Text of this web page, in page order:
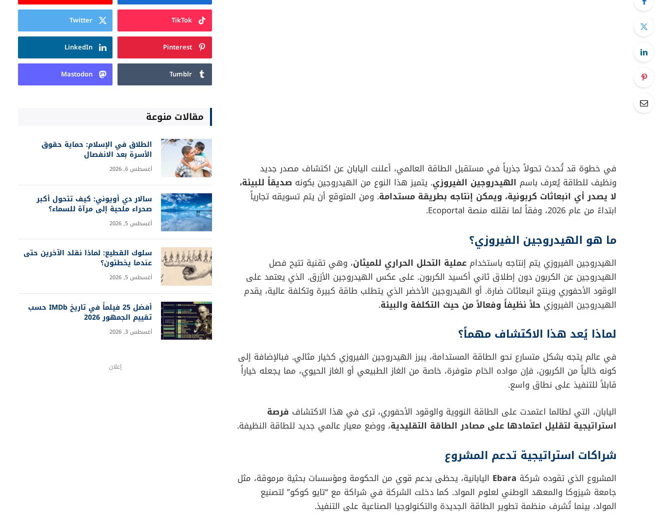
في خطوة قد تُحدث تحولاً جذرياً في مستقبل الطاقة العالمي، أعلنت اليابان عن اكتشاف مصدر جديد
ونظيف للطاقة يُعرف باسم الهيدروجين الفيروزي. يتميز هذا النوع من الهيدروجين بكونه صديقاً للبيئة،
لا يصدر أي انبعاثات كربونية، ويمكن إنتاجه بطريقة مستدامة. ومن المتوقع أن يتم تسويقه تجارياً
ابتداءً من عام 2026، وفقاً لما نقلته منصة Ecoportal.
ما هو الهيدروجين الفيروزي؟
الهيدروجين الفيروزي يتم إنتاجه باستخدام عملية التحلل الحراري للميثان، وهي تقنية تتيح فصل
الهيدروجين عن الكربون دون إطلاق ثاني أكسيد الكربون. على عكس الهيدروجين الأزرق. الذي يعتمد على
الوقود الأحفوري وينتج انبعاثات ضارة. أو الهيدروجين الأخضر الذي يتطلب طاقة كبيرة وتكلفة عالية، يقدم
الهيدروجين الفيروزي حلاً نظيفاً وفعالاً من حيث التكلفة والبيئة.
لماذا يُعد هذا الاكتشاف مهماً؟
في عالم يتجه بشكل متسارع نحو الطاقة المستدامة، يبرز الهيدروجين الفيروزي كخيار مثالي. فبالإضافة إلى
كونه خالياً من الكربون، فإن مواده الخام متوفرة، خاصة من الغاز الطبيعي أو الغاز الحيوي، مما يجعله خياراً
قابلاً للتنفيذ على نطاق واسع.
اليابان، التي لطالما اعتمدت على الطاقة النووية والوقود الأحفوري، ترى في هذا الاكتشاف فرصة
استراتيجية لتقليل اعتمادها على مصادر الطاقة التقليدية، ووضع معيار عالمي جديد للطاقة النظيفة.
شراكات استراتيجية تدعم المشروع
المشروع الذي تقوده شركة Ebara اليابانية، يحظى بدعم قوي من الحكومة ومؤسسات بحثية مرموقة، مثل
جامعة شيزوكا والمعهد الوطني لعلوم المواد. كما دخلت الشركة في شراكة مع “تايو كوكو” لتصنيع
المواد، بينما تُشرف منظمة تطوير الطاقة الجديدة والتكنولوجيا الصناعية على التنفيذ.
TikTok
Twitter
Pinterest
LinkedIn
Tumblr
Mastodon
مقالات منوعة
الطلاق في الإسلام: حماية حقوق
الأسرة بعد الانفصال
أغسطس 6, 2026
سالار دي أويوني: كيف تتحول أكبر
صحراء ملحية إلى مرآة للسماء؟
أغسطس 5, 2026
سلوك القطيع: لماذا نقلد الآخرين حتى
عندما يخطئون؟
أغسطس 5, 2026
أفضل 25 فيلماً في تاريخ IMDb حسب
تقييم الجمهور 2026
أغسطس 3, 2026
إعلان